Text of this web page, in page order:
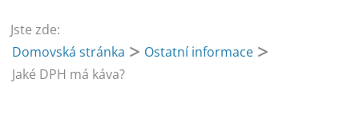
Jste zde:
Domovská stránka
Ostatní informace
Jaké DPH má káva?